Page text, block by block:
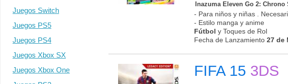
Juegos Switch
Juegos PS5
Juegos PS4
Juegos Xbox SX
Juegos Xbox One
Inazuma Eleven Go 2: Chrono
- Para niños y niñas .
- Estilo manga y anime
Fútbol y Toques de Rol
Fecha de Lanzamiento27 de
FIFA 15 3DS